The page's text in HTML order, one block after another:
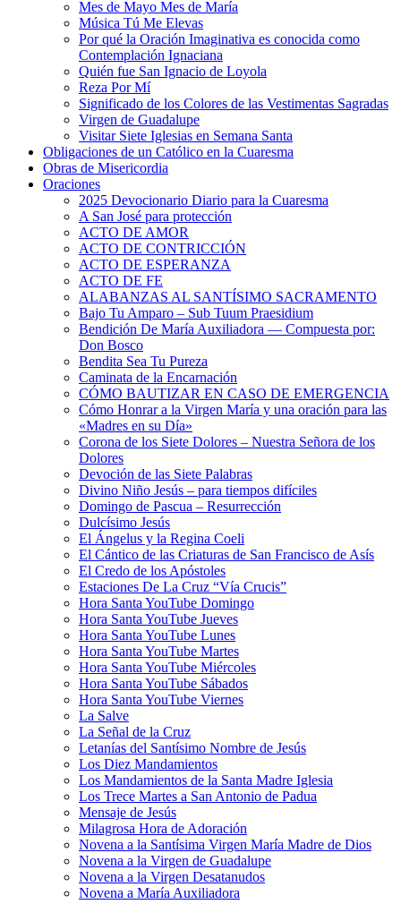
Mes de Mayo Mes de María
Música Tú Me Elevas
Por qué la Oración Imaginativa es conocida como
Contemplación Ignaciana
Quién fue San Ignacio de Loyola
Reza Por Mí
Significado de los Colores de las Vestimentas Sagradas
Virgen de Guadalupe
Visitar Siete Iglesias en Semana Santa
Obligaciones de un Católico en la Cuaresma
Obras de Misericordia
Oraciones
2025 Devocionario Diario para la Cuaresma
A San José para protección
ACTO DE AMOR
ACTO DE CONTRICCIÓN
ACTO DE ESPERANZA
ACTO DE FE
ALABANZAS AL SANTÍSIMO SACRAMENTO
Bajo Tu Amparo – Sub Tuum Praesidium
Bendición De María Auxiliadora — Compuesta por:
Don Bosco
Bendita Sea Tu Pureza
Caminata de la Encarnación
CÓMO BAUTIZAR EN CASO DE EMERGENCIA
Cómo Honrar a la Virgen María y una oración para las
«Madres en su Día»
Corona de los Siete Dolores – Nuestra Señora de los
Dolores
Devoción de las Siete Palabras
Divino Niño Jesús – para tiempos difíciles
Domingo de Pascua – Resurrección
Dulcísimo Jesús
El Ángelus y la Regina Coeli
El Cántico de las Criaturas de San Francisco de Asís
El Credo de los Apóstoles
Estaciones De La Cruz “Vía Crucis”
Hora Santa YouTube Domingo
Hora Santa YouTube Jueves
Hora Santa YouTube Lunes
Hora Santa YouTube Martes
Hora Santa YouTube Miércoles
Hora Santa YouTube Sábados
Hora Santa YouTube Viernes
La Salve
La Señal de la Cruz
Letanías del Santísimo Nombre de Jesús
Los Diez Mandamientos
Los Mandamientos de la Santa Madre Iglesia
Los Trece Martes a San Antonio de Padua
Mensaje de Jesús
Milagrosa Hora de Adoración
Novena a la Santísima Virgen María Madre de Dios
Novena a la Virgen de Guadalupe
Novena a la Virgen Desatanudos
Novena a María Auxiliadora